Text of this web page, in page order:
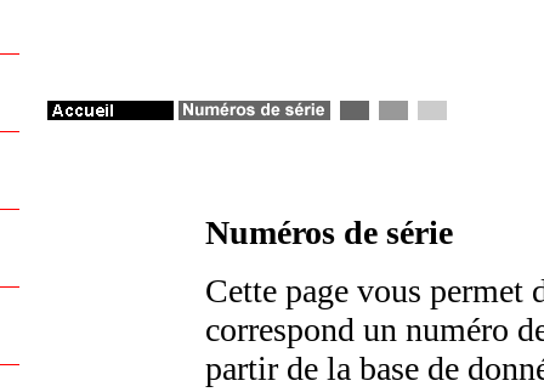
Numéros de série
Cette page vous permet
correspond un numéro
partir de la base de